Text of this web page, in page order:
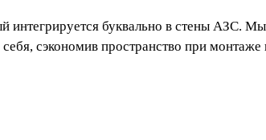
интегрируется буквально в стены АЗС. Мы
сэкономив пространство при монтаже